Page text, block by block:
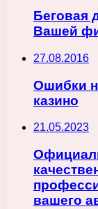
Беговая
Вашей
27.08.2016
Ошибки
казино
21.05.2023
вашего